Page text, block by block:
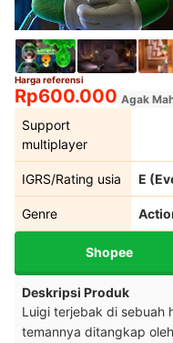
Harga referensi
Rp600.000 Agak
Support
multiplayer
IGRS/Rating usia E
Genre
Shopee
Deskripsi Produk
Luigi terjebak di sebuah
temannya ditangkap